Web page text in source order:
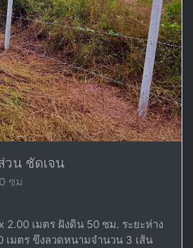
วน ชัดเจน
ซม
2.00 เมตร ฝังดิน 50 ซม. ระยะห่าง
เมตร ขึงลวดหนามจำนวน 3 เส้น